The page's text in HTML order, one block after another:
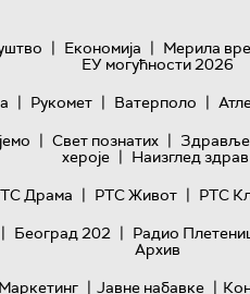
| Економија | Мерила
ЕУ могућности 2026
| Рукомет | Ватерполо |
| Свет познатих | Здравље
хероје | Наизглед здрав
Драма | РТС Живот | РТС
| Београд 202 | Радио
Архив
Маркетинг | Јавне набавке |